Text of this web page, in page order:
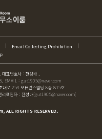
Email Collecting Prohibition
표변호사 : 전성배 ,
EMAIL : gut1905@naver.com
대로 254 오퓨런스빌딩 8층 805호
책임자 : 전성배(gut1905@naver.com)
ALL RIGHTS RESERVED.